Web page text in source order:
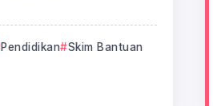
Pendidikan
Skim Bantuan